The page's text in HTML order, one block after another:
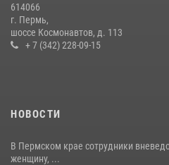
17 июля 2026, 10:34
614066
г. Пермь,
шоссе Космонавтов, д. 113
+ 7 (342) 228-09-15
НОВОСТИ
В Пермском крае сотрудники
женщину, ...